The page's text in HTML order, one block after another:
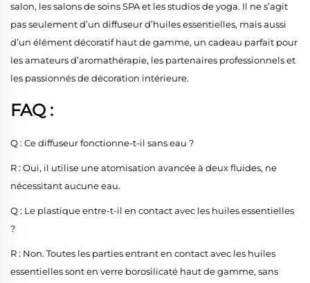
salon, les salons de soins SPA et les studios de yoga. Il ne s’agit
pas seulement d’un diffuseur d’huiles essentielles, mais aussi
d’un élément décoratif haut de gamme, un cadeau parfait pour
les amateurs d’aromathérapie, les partenaires professionnels et
les passionnés de décoration intérieure.
FAQ :
Q : Ce diffuseur fonctionne-t-il sans eau ?
R : Oui, il utilise une atomisation avancée à deux fluides, ne
nécessitant aucune eau.
Q : Le plastique entre-t-il en contact avec les huiles essentielles
?
R : Non. Toutes les parties entrant en contact avec les huiles
essentielles sont en verre borosilicaté haut de gamme, sans